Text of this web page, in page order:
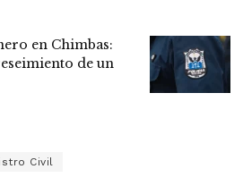
en Chimbas:
de un
Civil